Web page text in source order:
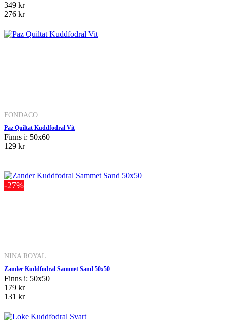
349 kr
276 kr
FONDACO
Paz Quiltat Kuddfodral Vit
Finns i: 50x60
129 kr
-27%
NINA ROYAL
Zander Kuddfodral Sammet Sand 50x50
Finns i: 50x50
179 kr
131 kr